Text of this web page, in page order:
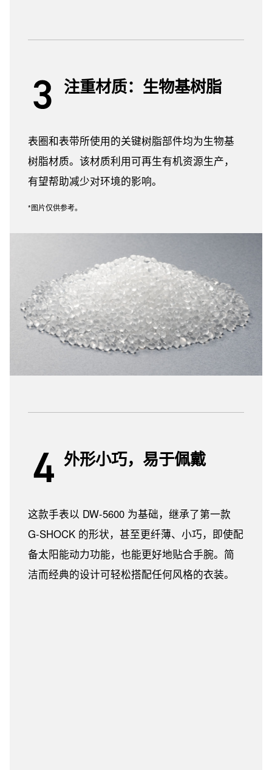
注重材质：生物基树脂
表圈和表带所使用的关键树脂部件均为生物基
树脂材质。该材质利用可再生有机资源生产，
有望帮助减少对环境的影响。
*图片仅供参考。
外形小巧，易于佩戴
这款手表以 DW-5600 为基础，继承了第一款
G-SHOCK 的形状，甚至更纤薄、小巧，即使配
备太阳能动力功能，也能更好地贴合手腕。简
洁而经典的设计可轻松搭配任何风格的衣装。